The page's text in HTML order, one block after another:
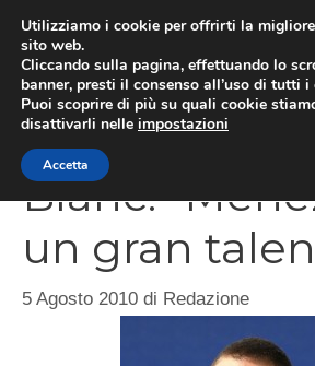
contenuto
Blanc:
un gran
5 Agosto 2010 di Redazione
Utilizziamo i cookie per offrirti la
sito web.
Cliccando sulla pagina, effettuando lo
banner, presti il consenso all’uso di tutti i
Puoi scoprire di più su quali cookie
disattivarli nelle impostazioni
Accetta